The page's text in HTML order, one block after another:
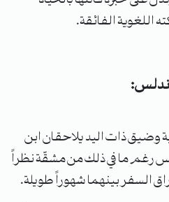
اللغوية الفائقة.
ذات اليد يلاحقان ابن
رغم ما في ذلك من مشقّة نظراً
السفر بينهما شهوراً طويلة.